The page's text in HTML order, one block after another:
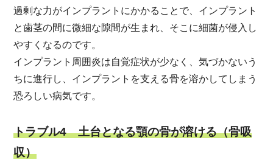
過剰な力がインプラントにかかることで、インプラント
と歯茎の間に微細な隙間が生まれ、そこに細菌が侵入し
やすくなるのです。
インプラント周囲炎は自覚症状が少なく、気づかないう
ちに進行し、インプラントを支える骨を溶かしてしまう
恐ろしい病気です。
トラブル4 土台となる顎の骨が溶ける（骨吸
収）